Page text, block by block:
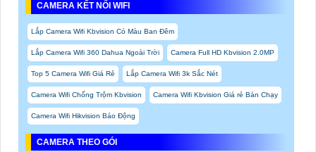
CAMERA KẾT NỐI WIFI
Lắp Camera Wifi Kbvision Có Màu Ban Đêm
Lắp Camera Wifi 360 Dahua Ngoài Trời Camera Full HD Kbvision 2.0MP
Top 5 Camera Wifi Giá Rẻ Lắp Camera Wifi 3k Sắc Nét
Camera Wifi Chống Trộm Kbvision Camera Wifi Kbvision Giá rẻ Bán Chạy
Camera Wifi Hikvision Báo Động
CAMERA THEO GÓI